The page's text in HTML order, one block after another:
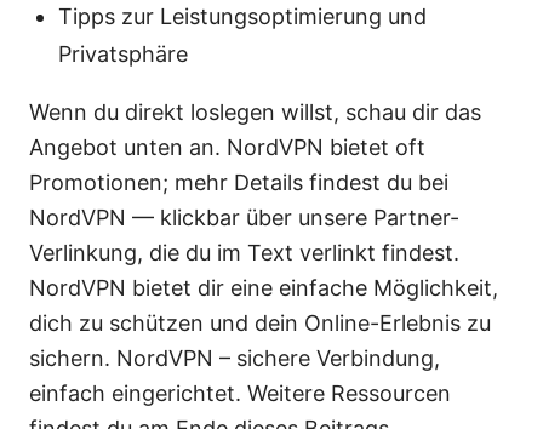
Tipps zur Leistungsoptimierung und
Privatsphäre
Wenn du direkt loslegen willst, schau dir das
Angebot unten an. NordVPN bietet oft
Promotionen; mehr Details findest du bei
NordVPN — klickbar über unsere Partner-
Verlinkung, die du im Text verlinkt findest.
NordVPN bietet dir eine einfache Möglichkeit,
dich zu schützen und dein Online-Erlebnis zu
sichern. NordVPN – sichere Verbindung,
einfach eingerichtet. Weitere Ressourcen